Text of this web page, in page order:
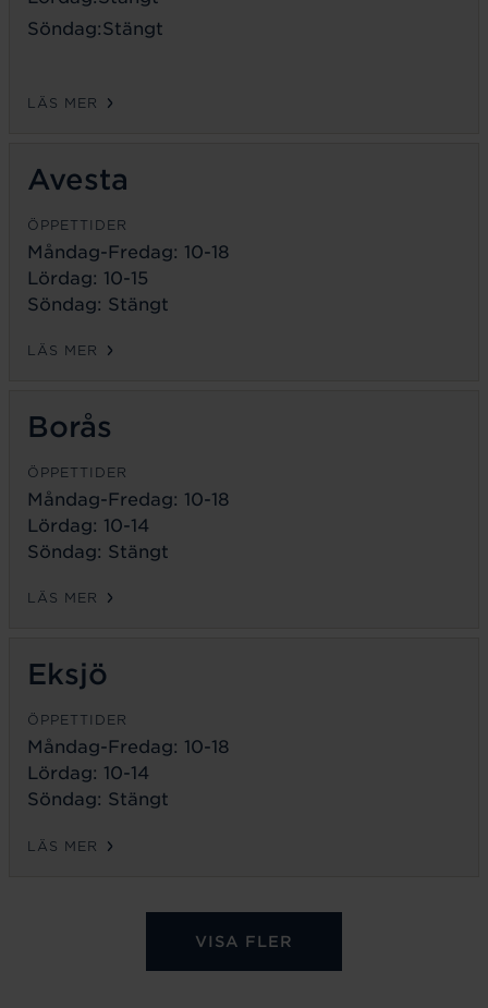
Söndag:Stängt
LÄS MER
Avesta
ÖPPETTIDER
Måndag-Fredag: 10-18
Lördag: 10-15
Söndag: Stängt
LÄS MER
Borås
ÖPPETTIDER
Måndag-Fredag: 10-18
Lördag: 10-14
Söndag: Stängt
LÄS MER
Eksjö
ÖPPETTIDER
Måndag-Fredag: 10-18
Lördag: 10-14
Söndag: Stängt
LÄS MER
VISA FLER